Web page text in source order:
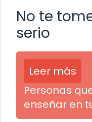
No te
serio
Leer más
Personas
enseñar en